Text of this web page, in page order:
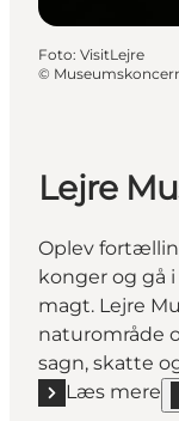
Foto: VisitLejre
©
Lejre
Oplev
konger og gå
magt. Lejre
naturområde
sagn, skatte
Læs mere
Læs mere